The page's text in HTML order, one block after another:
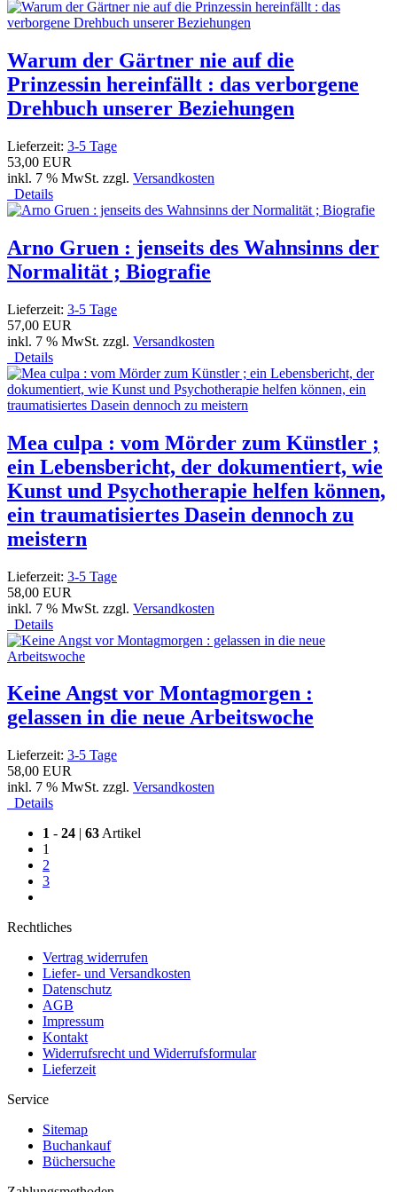
Warum der Gärtner nie auf die
Prinzessin hereinfällt : das verborgene
Drehbuch unserer Beziehungen
Lieferzeit: 3-5 Tage
53,00 EUR
inkl. 7 % MwSt. zzgl. Versandkosten
Details
Arno Gruen : jenseits des Wahnsinns der
Normalität ; Biografie
Lieferzeit: 3-5 Tage
57,00 EUR
inkl. 7 % MwSt. zzgl. Versandkosten
Details
Mea culpa : vom Mörder zum Künstler ;
ein Lebensbericht, der dokumentiert, wie
Kunst und Psychotherapie helfen können,
ein traumatisiertes Dasein dennoch zu
meistern
Lieferzeit: 3-5 Tage
58,00 EUR
inkl. 7 % MwSt. zzgl. Versandkosten
Details
Keine Angst vor Montagmorgen :
gelassen in die neue Arbeitswoche
Lieferzeit: 3-5 Tage
58,00 EUR
inkl. 7 % MwSt. zzgl. Versandkosten
Details
1 - 24 | 63 Artikel
1
2
3
Rechtliches
Vertrag widerrufen
Liefer- und Versandkosten
Datenschutz
AGB
Impressum
Kontakt
Widerrufsrecht und Widerrufsformular
Lieferzeit
Service
Sitemap
Buchankauf
Büchersuche